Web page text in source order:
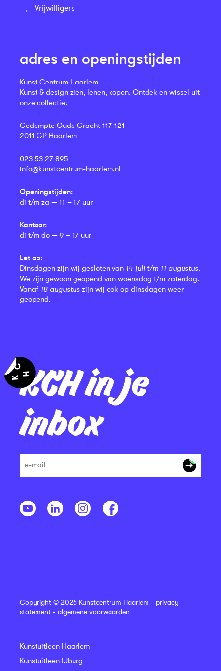
KCH in je
inbox
Vrijwilligers
adres en openingstijden
Kunst Centrum Haarlem
Kunst & design zien, lenen, kopen. Ontdek en wissel uit
onze collectie.
Gedempte Oude Gracht 117-121
2011 GP Haarlem
023 53 27 895
info@kunstcentrum-haarlem.nl
Openingstijden:
di t/m za — 11 – 17 uur
Kantoor:
di t/m do — 9 – 17 uur
Let op:
Dinsdagen zijn wij gesloten van 14 juli t/m 11 augustus.
We zijn gewoon geopend van woensdag t/m zaterdag.
Vanaf 18 augustus zijn wij ook op dinsdagen weer
geopend.
Copyright © 2026 Kunstcentrum Haarlem - privacy
statement - algemene voorwaarden
Kunstuitleen Haarlem
Kunstuitleen IJburg